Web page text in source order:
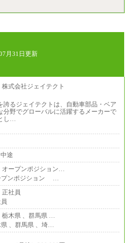
月31日更新
誇るジェイテクトは、自動車部品・ベア
分野でグローバルに活躍するメーカーで
し…
途
オープンポジション…
プンポジション …
正社員
栃木県 、群馬県 …
県 、群馬県 、埼…